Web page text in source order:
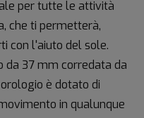
per tutte le attività
che ti permetterà,
con l'aiuto del sole.
da 37 mm corredata da
è dotato di
in qualunque